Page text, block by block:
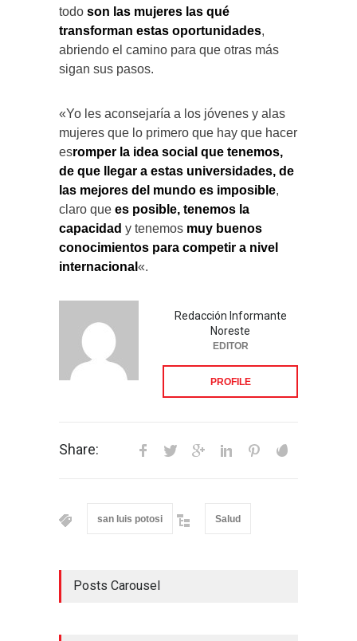
todo son las mujeres las qué
transforman estas oportunidades,
abriendo el camino para que otras más
sigan sus pasos.
«Yo les aconsejaría a los jóvenes y alas
mujeres que lo primero que hay que hacer
esromper la idea social que tenemos,
de que llegar a estas universidades, de
las mejores del mundo es imposible,
claro que es posible, tenemos la
capacidad y tenemos muy buenos
conocimientos para competir a nivel
internacional «.
Redacción Informante
Noreste
EDITOR
PROFILE
Share:
san luis potosi Salud
Posts Carousel